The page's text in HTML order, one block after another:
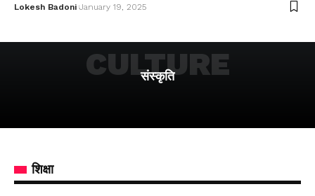
Lokesh Badoni January 19, 2025
संस्कृति
CULTURE
शिक्षा